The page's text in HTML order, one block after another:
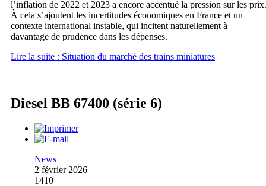
l’inflation de 2022 et 2023 a encore accentué la pression sur les prix.
À cela s’ajoutent les incertitudes économiques en France et un
contexte international instable, qui incitent naturellement à
davantage de prudence dans les dépenses.
Lire la suite : Situation du marché des trains miniatures
Diesel BB 67400 (série 6)
News
2 février 2026
1410